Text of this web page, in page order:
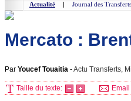
Actualité | Journal des Transferts
Mercato :
Par Youcef Touaitia -Actu Transferts,
Taille du texte: Email